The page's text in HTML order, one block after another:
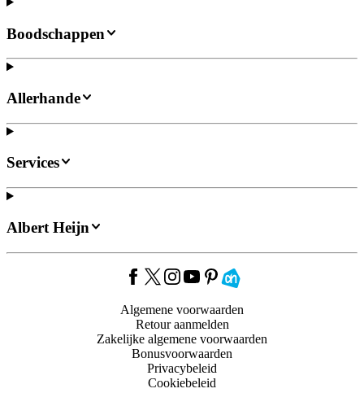
Boodschappen
Allerhande
Services
Albert Heijn
Algemene voorwaarden
Retour aanmelden
Zakelijke algemene voorwaarden
Bonusvoorwaarden
Privacybeleid
Cookiebeleid